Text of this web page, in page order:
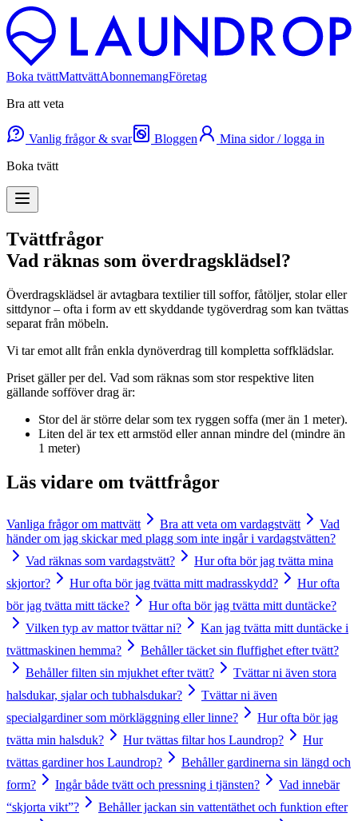
Boka tvättMattvättAbonnemangFöretag
Bra att veta
Vanlig frågor & svar Bloggen
Mina sidor / logga in
Boka tvätt
Tvättfrågor
Vad räknas som överdragsklädsel?
Överdragsklädsel är avtagbara textilier till soffor, fåtöljer, stolar eller
sittdynor – ofta i form av ett skyddande tygöverdrag som kan tvättas
separat från möbeln.
Vi tar emot allt från enkla dynöverdrag till kompletta soffklädslar.
Priset gäller per del. Vad som räknas som stor respektive liten
gällande sofföver drag är:
Stor del är större delar som tex ryggen soffa (mer än 1 meter).
Liten del är tex ett armstöd eller annan mindre del (mindre än
1 meter)
Läs vidare om tvättfrågor
Vanliga frågor om mattvätt Bra att veta om vardagstvätt
Vad
händer om jag skickar med plagg som inte ingår i vardagstvätten?
Vad räknas som vardagstvätt?
Hur ofta bör jag tvätta mina
skjortor?
Hur ofta bör jag tvätta mitt madrasskydd?
Hur ofta
bör jag tvätta mitt täcke?
Hur ofta bör jag tvätta mitt duntäcke?
Vilken typ av mattor tvättar ni?
Kan jag tvätta mitt duntäcke i
tvättmaskinen hemma?
Behåller täcket sin fluffighet efter tvätt?
Behåller filten sin mjukhet efter tvätt?
Tvättar ni även stora
halsdukar, sjalar och tubhalsdukar?
Tvättar ni även
specialgardiner som mörkläggning eller linne?
Hur ofta bör jag
tvätta min halsduk?
Hur tvättas filtar hos Laundrop?
Hur
tvättas gardiner hos Laundrop?
Behåller gardinerna sin längd och
form?
Ingår både tvätt och pressning i tjänsten?
Vad innebär
“skjorta vikt”?
Behåller jackan sin vattentäthet och funktion efter